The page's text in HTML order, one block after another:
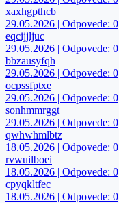
xaxhgpthcb
29.05.2026 | Odpovede: 0
eqcijjljuc
29.05.2026 | Odpovede: 0
bbzausyfqh
29.05.2026 | Odpovede: 0
ocpssfptxe
29.05.2026 | Odpovede: 0
sonhmmrggt
29.05.2026 | Odpovede: 0
qwhwhmlbtz
18.05.2026 | Odpovede: 0
rvwuilboei
18.05.2026 | Odpovede: 0
cpyqkltfec
18.05.2026 | Odpovede: 0